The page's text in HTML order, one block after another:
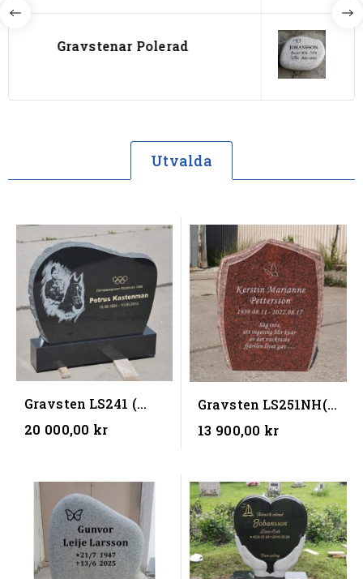
Gravstenar Liggande
Utvalda
Gravsten LS241 (
80x60x10) (BxHxD)
20 000,00 kr
Gravsten LS251NH(
50X70X10 ) (BxHxD)
13 900,00 kr